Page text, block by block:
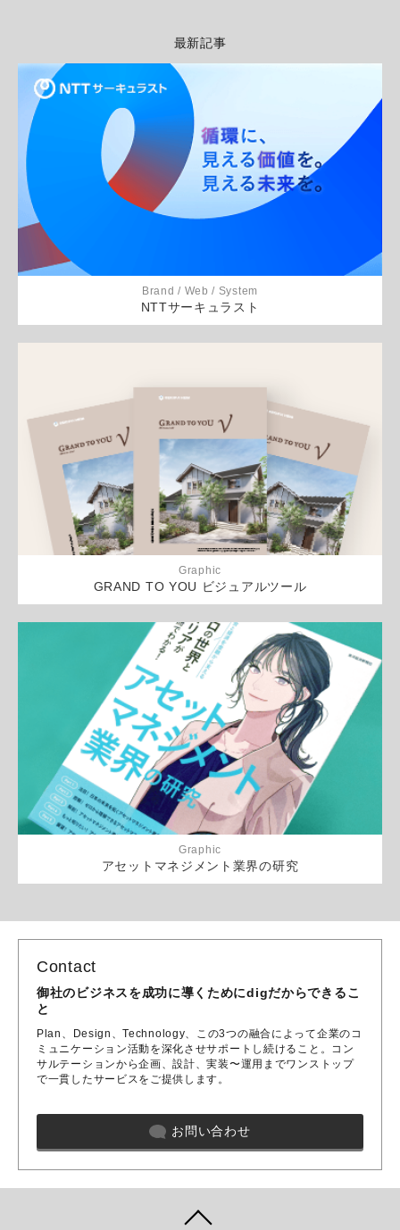
最新記事
Brand / Web / System
NTTサーキュラスト
Graphic
GRAND TO YOU ビジュアルツール
Graphic
アセットマネジメント業界の研究
Contact
御社のビジネスを成功に導くためにdigだからできるこ
と
Plan、Design、Technology、この3つの融合によって企業のコ
ミュニケーション活動を深化させサポートし続けること。コン
サルテーションから企画、設計、実装〜運用までワンストップ
で一貫したサービスをご提供します。
お問い合わせ